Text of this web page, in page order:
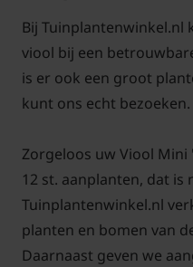
Bij Tuinplantenwinkel.nl
viool bij een
is er ook een groot
kunt ons echt bezoeken.
Zorgeloos uw Viool Mini
12 st. aanplanten, dat
Tuinplantenwinkel.nl
planten en bomen van
Daarnaast geven we